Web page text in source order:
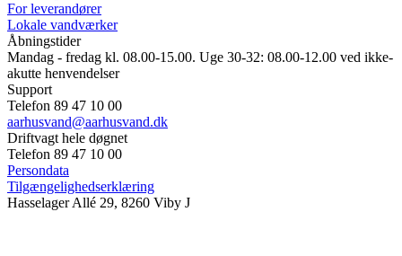
For leverandører
Lokale vandværker
Åbningstider
Mandag - fredag kl. 08.00-15.00. Uge 30-32: 08.00-12.00 ved ikke-
akutte henvendelser
Support
Telefon 89 47 10 00
aarhusvand@aarhusvand.dk
Driftvagt hele døgnet
Telefon 89 47 10 00
Persondata
Tilgængelighedserklæring
Hasselager Allé 29, 8260 Viby J